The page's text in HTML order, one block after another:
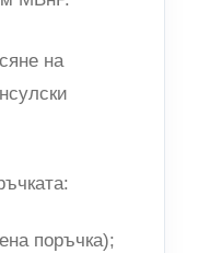
на
поръчка);